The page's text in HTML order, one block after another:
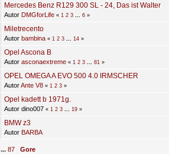
Mercedes Benz R129 300 SL - 24, Das ist Walter
Autor DMGforLife « 1 2 3 6»
Miletrecento
Autor bambina « 1 2 3 14»
Opel Ascona B
Autor asconaextreme « 1 2 3 81 »
OPEL OMEGA A EVO 500 4.0 IRMSCHER
AutorAnte V8 « 1 2 3»
Opel kadett b 1971g.
Autor dino007 « 1 2 3 19»
BMW z3
Autor BARBA
... 87 Gore